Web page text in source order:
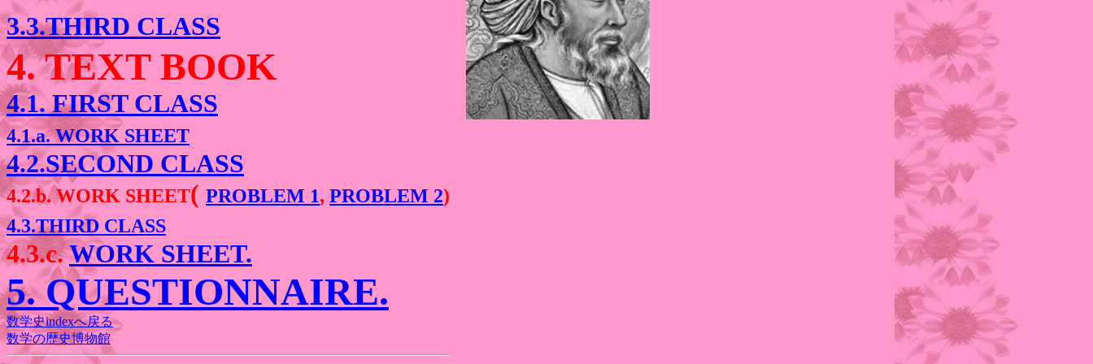
3.3.THIRD CLASS
4. TEXT BOOK
4.1. FIRST CLASS
4.1.a. WORK SHEET
4.2.SECOND CLASS
4.2.b. WORK SHEET( PROBLEM 1, PROBLEM 2)
4.3.THIRD CLASS
4.3.c.WORK SHEET.
5. QUESTIONNAIRE.
数学史indexへ戻る
数学の歴史博物館